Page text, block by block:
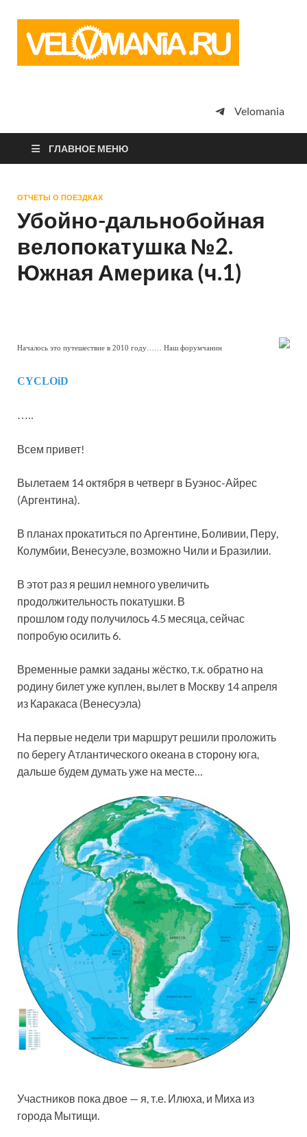
просто
Velomania
ГЛАВНОЕ МЕНЮ
ОТЧЕТЫ О ПОЕЗДКАХ
Убойно-дальнобойная
велопокатушка №2.
Южная Америка (ч.1)
Началось это путешествие в 2010 году…… Наш форумчанин
CYCLOiD
…..
Всем привет!
Вылетаем 14 октября в четверг в Буэнос-Айрес
(Аргентина).
В планах прокатиться по Аргентине, Боливии, Перу,
Колумбии, Венесуэле, возможно Чили и Бразилии.
В этот раз я решил немного увеличить
продолжительность покатушки. В
прошлом году получилось 4.5 месяца, сейчас
попробую осилить 6.
Временные рамки заданы жёстко, т.к. обратно на
родину билет уже куплен, вылет в Москву 14 апреля
из Каракаса (Венесуэла)
На первые недели три маршрут решили проложить
по берегу Атлантического океана в сторону юга,
дальше будем думать уже на месте…
Участников пока двое — я, т.е. Илюха, и Миха из
города Мытищи.